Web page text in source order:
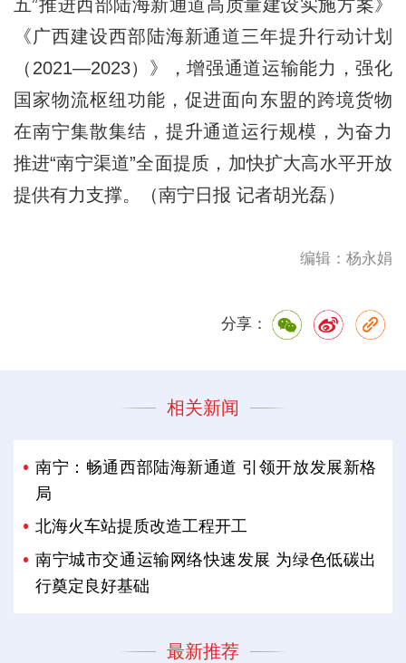
五”推进西部陆海新通道高质量建设实施方案》
《广西建设西部陆海新通道三年提升行动计划
（2021—2023）》，增强通道运输能力，强化
国家物流枢纽功能，促进面向东盟的跨境货物
在南宁集散集结，提升通道运行规模，为奋力
推进“南宁渠道”全面提质，加快扩大高水平开放
提供有力支撑。（南宁日报 记者胡光磊）
编辑：杨永娟
分享：
相关新闻
南宁：畅通西部陆海新通道 引领开放发展新格
局
北海火车站提质改造工程开工
南宁城市交通运输网络快速发展 为绿色低碳出
行奠定良好基础
最新推荐